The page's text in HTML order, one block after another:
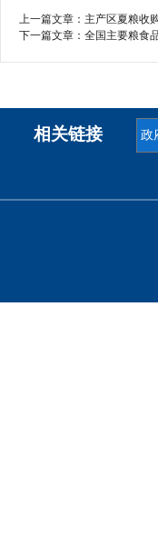
上一篇文章： 主产区夏粮收
下一篇文章： 全国主要粮食
相关链接